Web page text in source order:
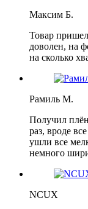
Максим Б.
Товар
доволен, на
на сколько
Рамиль М.
Получил
раз, вроде
ушли все
немного
NCUX